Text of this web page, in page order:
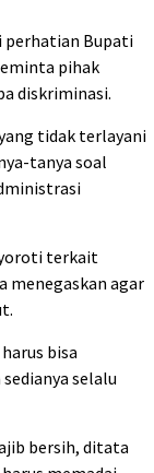
perhatian Bupati
pihak
diskriminasi.
tidak terlayani
tanya soal
terkait
menegaskan agar
bisa
selalu
bersih, ditata